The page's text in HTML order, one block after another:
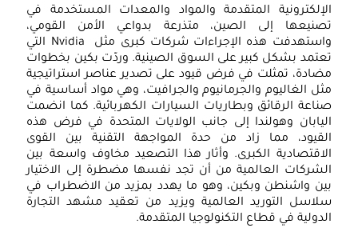
الإلكترونية المتقدمة والمواد والمعدات المستخدمة في
تصنيعها إلى الصين، متذرعة بدواعي الأمن القومي،
واستهدفت هذه الإجراءات شركات كبرى مثل Nvidia التي
تعتمد بشكل كبير على السوق الصينية. وردّت بكين بخطوات
مضادة، تمثلت في فرض قيود على تصدير عناصر استراتيجية
مثل الغاليوم والجرمانيوم والجرافيت، وهي مواد أساسية في
صناعة الرقائق وبطاريات السيارات الكهربائية. كما انضمت
اليابان وهولندا إلى جانب الولايات المتحدة في فرض هذه
القيود، مما زاد من حدة المواجهة التقنية بين القوى
الاقتصادية الكبرى. وأثار هذا التصعيد مخاوف واسعة بين
الشركات العالمية من أن تجد نفسها مضطرة إلى الاختيار
بين واشنطن وبكين، وهو ما يهدد بمزيد من الاضطراب في
سلاسل التوريد العالمية ويزيد من تعقيد مشهد التجارة
الدولية في قطاع التكنولوجيا المتقدمة.